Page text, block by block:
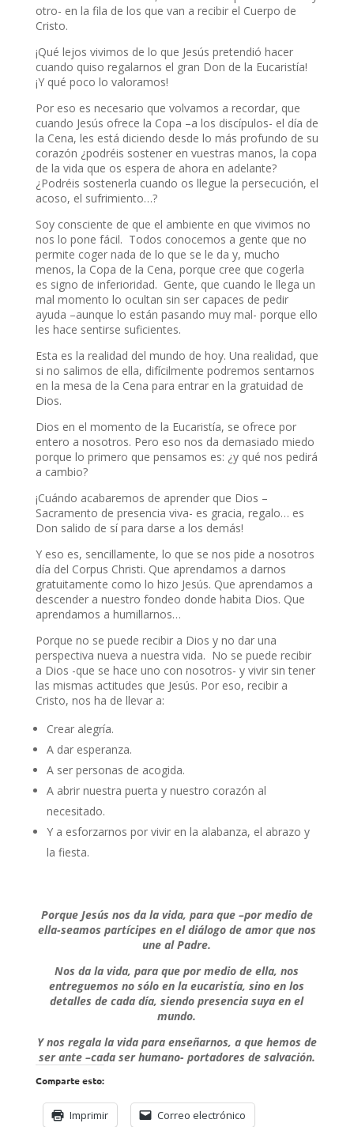
otro- en la fila de los que van a recibir el Cuerpo de
Cristo.
¡Qué lejos vivimos de lo que Jesús pretendió hacer
cuando quiso regalarnos el gran Don de la Eucaristía!
¡Y qué poco lo valoramos!
Por eso es necesario que volvamos a recordar, que
cuando Jesús ofrece la Copa –a los discípulos- el día de
la Cena, les está diciendo desde lo más profundo de su
corazón ¿podréis sostener en vuestras manos, la copa
de la vida que os espera de ahora en adelante?
¿Podréis sostenerla cuando os llegue la persecución, el
acoso, el sufrimiento…?
Soy consciente de que el ambiente en que vivimos no
nos lo pone fácil. Todos conocemos a gente que no
permite coger nada de lo que se le da y, mucho
menos, la Copa de la Cena, porque cree que cogerla
es signo de inferioridad. Gente, que cuando le llega un
mal momento lo ocultan sin ser capaces de pedir
ayuda –aunque lo están pasando muy mal- porque ello
les hace sentirse suficientes.
Esta es la realidad del mundo de hoy. Una realidad, que
si no salimos de ella, difícilmente podremos sentarnos
en la mesa de la Cena para entrar en la gratuidad de
Dios.
Dios en el momento de la Eucaristía, se ofrece por
entero a nosotros. Pero eso nos da demasiado miedo
porque lo primero que pensamos es: ¿y qué nos pedirá
a cambio?
¡Cuándo acabaremos de aprender que Dios –
Sacramento de presencia viva- es gracia, regalo… es
Don salido de sí para darse a los demás!
Y eso es, sencillamente, lo que se nos pide a nosotros
día del Corpus Christi. Que aprendamos a darnos
gratuitamente como lo hizo Jesús. Que aprendamos a
descender a nuestro fondeo donde habita Dios. Que
aprendamos a humillarnos…
Porque no se puede recibir a Dios y no dar una
perspectiva nueva a nuestra vida. No se puede recibir
a Dios -que se hace uno con nosotros- y vivir sin tener
las mismas actitudes que Jesús. Por eso, recibir a
Cristo, nos ha de llevar a:
Crear alegría.
A dar esperanza.
A ser personas de acogida.
A abrir nuestra puerta y nuestro corazón al
necesitado.
Y a esforzarnos por vivir en la alabanza, el abrazo y
la fiesta.
Porque Jesús nos da la vida, para que –por medio de
ella-seamos partícipes en el diálogo de amor que nos
une al Padre.
Nos da la vida, para que por medio de ella, nos
entreguemos no sólo en la eucaristía, sino en los
detalles de cada día, siendo presencia suya en el
mundo.
Y nos regala la vida para enseñarnos, a que hemos de
ser ante –cada ser humano- portadores de salvación.
Comparte esto:
Imprimir Correo electrónico